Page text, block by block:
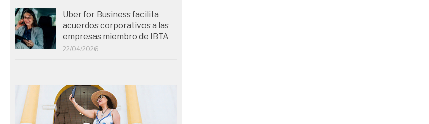
Uber for Business facilita
acuerdos corporativos a las
empresas miembro de IBTA
22/04/2026